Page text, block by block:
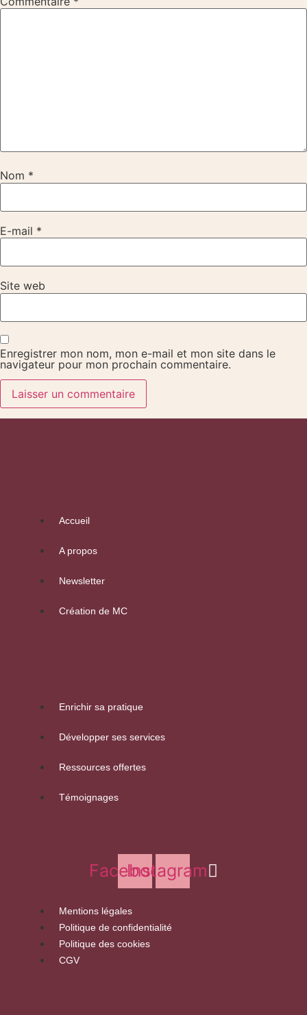
Nom *
E-mail *
Site web
Enregistrer mon nom, mon e-mail et mon site dans le
navigateur pour mon prochain commentaire.
Accueil
A propos
Newsletter
Création de MC
Enrichir sa pratique
Développer ses services
Ressources offertes
Témoignages
Facebook
Instagram
Mentions légales
Politique de confidentialité
Politique des cookies
CGV